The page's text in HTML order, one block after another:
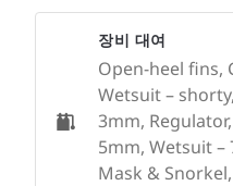
장비 대여
Open-heel fins,
Wetsuit –
3mm,
5mm, Wetsuit –
Mask &